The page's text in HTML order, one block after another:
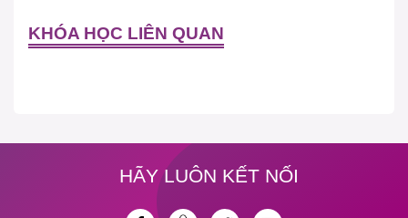
KHÓA HỌC LIÊN QUAN
HÃY LUÔN KẾT NỐI